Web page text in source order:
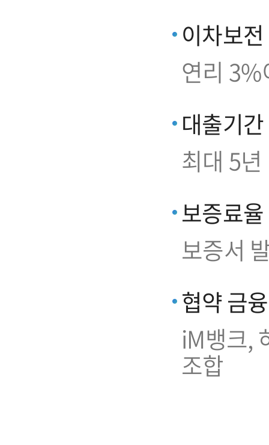
이차보전
연리
대출기간
최대 5년
보증료율
보증서
협약 금
iM뱅크,
조합